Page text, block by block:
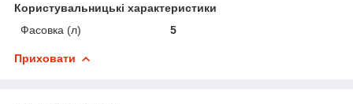
Користувальницькі характеристики
Фасовка (л)
5
Приховати